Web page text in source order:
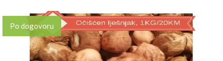
Po dogovoru